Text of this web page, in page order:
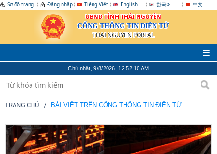
Sơ đồ trang Đăng nhập Tiếng Việt English 한국어 中文
UBND TỈNH THÁI NGUYÊN
CỔNG THÔNG TIN ĐIỆN TỬ
THAI NGUYEN PORTAL
Chủ nhật, 9/8/2026, 12:52:13 AM
TRANG CHỦ BÀI VIẾT TRÊN CỔNG THÔNG TIN ĐIỆN TỬ